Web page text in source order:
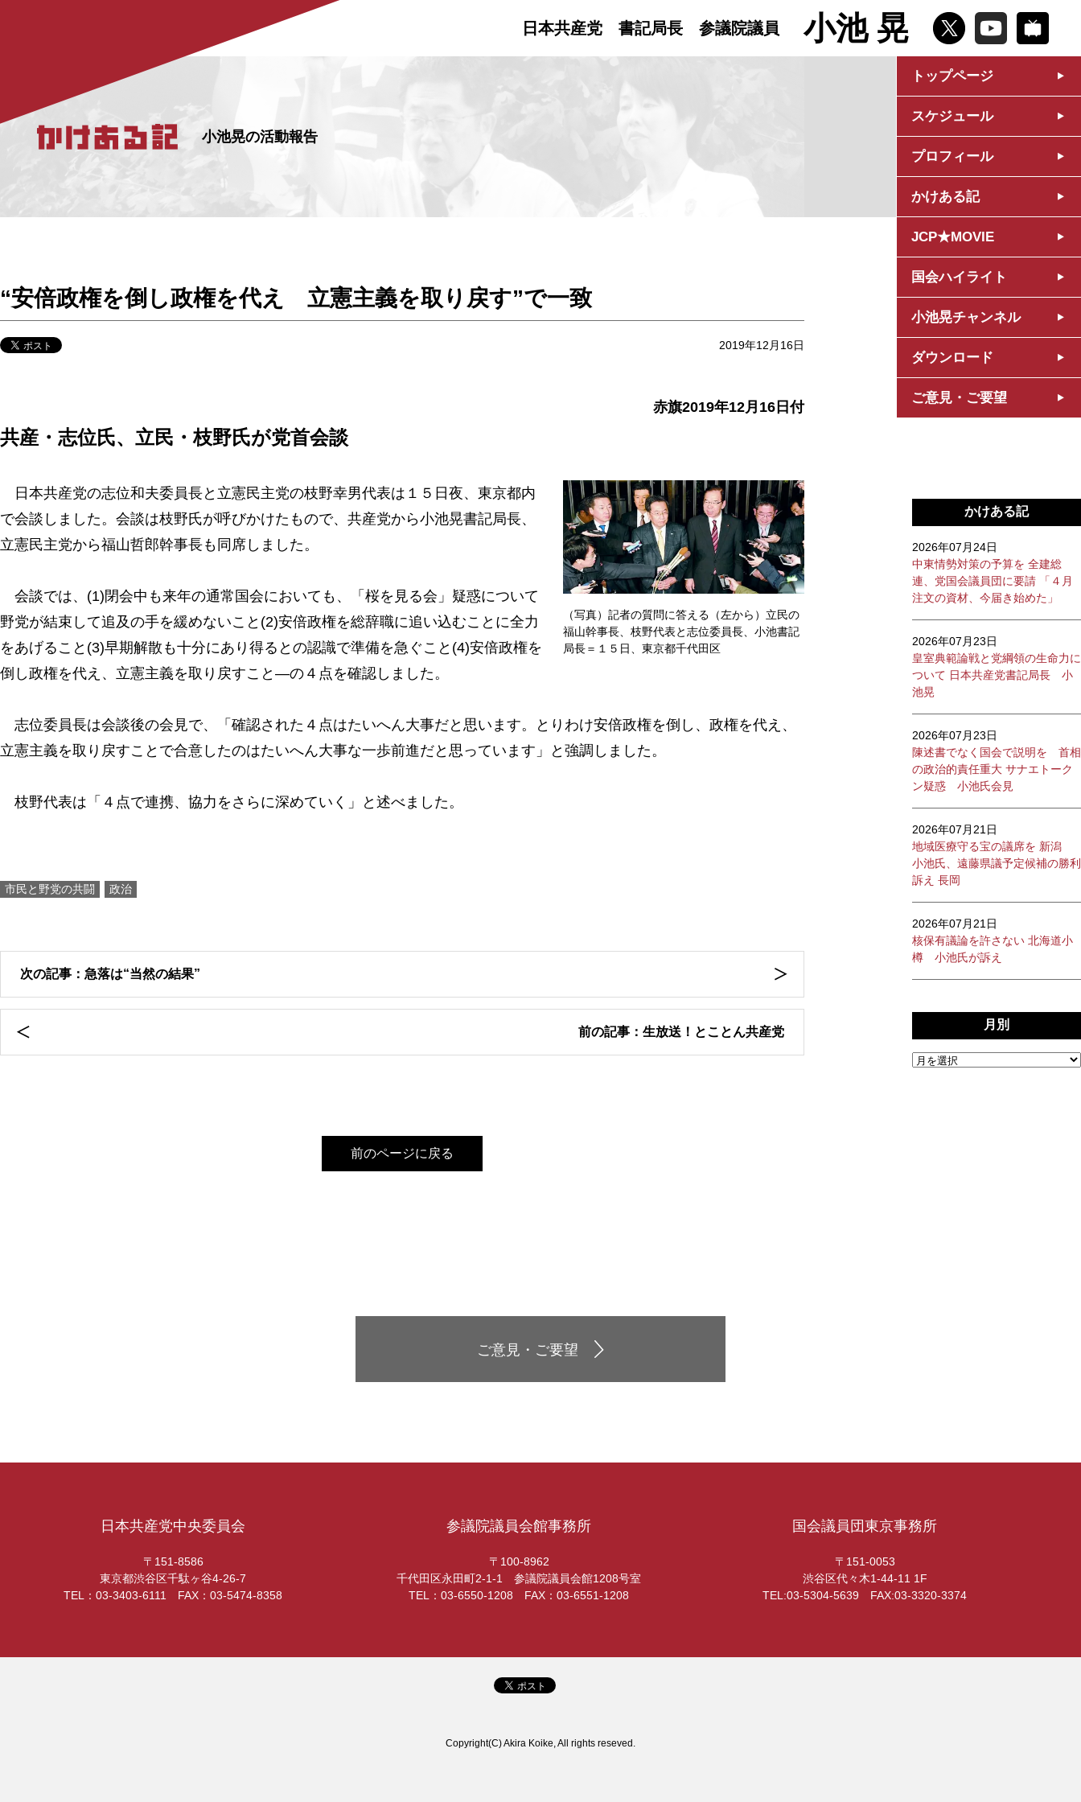
日本共産党 書記局長 参議院議員 小池 晃
トップページ
スケジュール
プロフィール
かけある記
JCP★MOVIE
国会ハイライト
小池晃チャンネル
ダウンロード
ご意見・ご要望
小池晃の活動報告
“安倍政権を倒し政権を代え 立憲主義を取り戻す”で一致
2019年12月16日
赤旗2019年12月16日付
共産・志位氏、立民・枝野氏が党首会談
（写真）記者の質問に答える（左から）立民の
福山幹事長、枝野代表と志位委員長、小池書記
局長＝１５日、東京都千代田区
日本共産党の志位和夫委員長と立憲民主党の枝野幸男代表は１５日夜、東京都内
で会談しました。会談は枝野氏が呼びかけたもので、共産党から小池晃書記局長、
立憲民主党から福山哲郎幹事長も同席しました。
会談では、(1)閉会中も来年の通常国会においても、「桜を見る会」疑惑について
野党が結束して追及の手を緩めないこと(2)安倍政権を総辞職に追い込むことに全力
をあげること(3)早期解散も十分にあり得るとの認識で準備を急ぐこと(4)安倍政権を
倒し政権を代え、立憲主義を取り戻すこと―の４点を確認しました。
志位委員長は会談後の会見で、「確認された４点はたいへん大事だと思います。とりわけ安倍政権を倒し、政権を代え、
立憲主義を取り戻すことで合意したのはたいへん大事な一歩前進だと思っています」と強調しました。
枝野代表は「４点で連携、協力をさらに深めていく」と述べました。
市民と野党の共闘 政治
次の記事：急落は“当然の結果”
前の記事：生放送！とことん共産党
前のページに戻る
かけある記
2026年07月24日
中東情勢対策の予算を 全建総
連、党国会議員団に要請 「４月
注文の資材、今届き始めた」
2026年07月23日
皇室典範論戦と党綱領の生命力に
ついて 日本共産党書記局長 小
池晃
2026年07月23日
陳述書でなく国会で説明を 首相
の政治的責任重大 サナエトーク
ン疑惑 小池氏会見
2026年07月21日
地域医療守る宝の議席を 新潟
小池氏、遠藤県議予定候補の勝利
訴え 長岡
2026年07月21日
核保有議論を許さない 北海道小
樽 小池氏が訴え
月別
ご意見・ご要望
日本共産党中央委員会
〒151-8586
東京都渋谷区千駄ヶ谷4-26-7
TEL：03-3403-6111 FAX：03-5474-8358
参議院議員会館事務所
〒100-8962
千代田区永田町2-1-1 参議院議員会館1208号室
TEL：03-6550-1208 FAX：03-6551-1208
国会議員団東京事務所
〒151-0053
渋谷区代々木1-44-11 1F
TEL:03-5304-5639 FAX:03-3320-3374
Copyright(C) Akira Koike, All rights reseved.